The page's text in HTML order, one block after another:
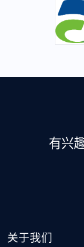
有兴
关于我们